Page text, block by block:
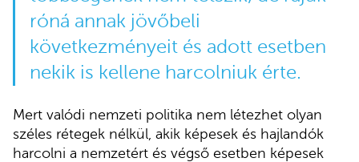
róná annak jövőbeli
következményeit és adott esetben
nekik is kellene harcolniuk érte.
Mert valódi nemzeti politika nem létezhet olyan
széles rétegek nélkül, akik képesek és hajlandók
harcolni a nemzetért és végső esetben képesek